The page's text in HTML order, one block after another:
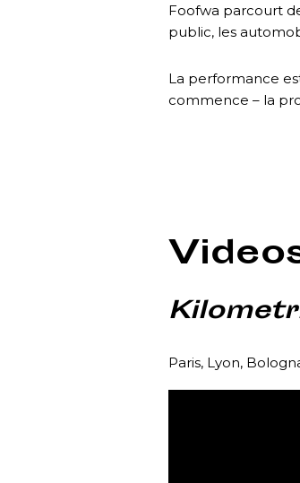
Foofwa parcourt
public, les
La performance
commence – la
Paris, Lyon,